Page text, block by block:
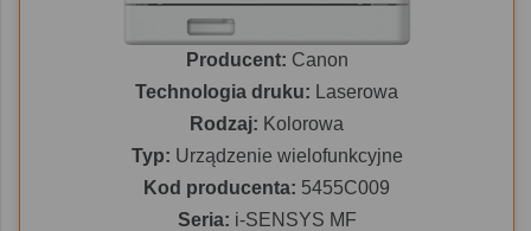
Producent: Canon
Technologia druku: Laserowa
Rodzaj: Kolorowa
Typ: Urządzenie wielofunkcyjne
Kod producenta: 5455C009
Seria: i-SENSYS MF